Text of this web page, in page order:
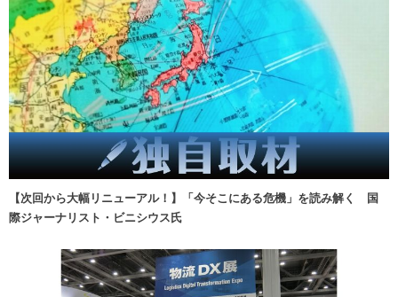
【次回から大幅リニューアル！】「今そこにある危機」を読み解く 国
際ジャーナリスト・ビニシウス氏